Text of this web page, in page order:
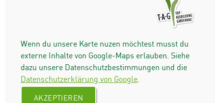
Wenn du unsere Karte nuzen möchtest musst du
externe Inhalte von Google-Maps erlauben. Siehe
dazu unsere Datenschutzbestimmungen und die
Datenschutzerklärung von Google.
AKZEPTIEREN